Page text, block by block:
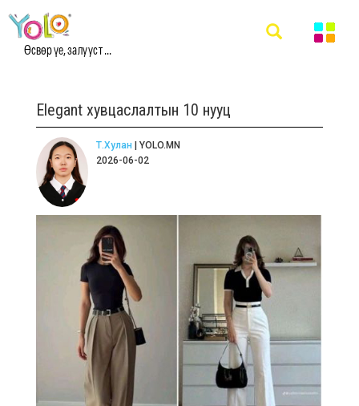
Өсвөр үе, залууст ...
Elegant хувцаслалтын 10 нууц
Т.Хулан | YOLO.MN
2026-06-02